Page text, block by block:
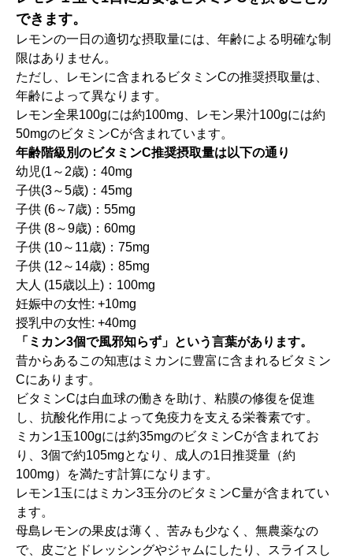
できます。
レモンの一日の適切な摂取量には、年齢による明確な制
限はありません。
ただし、レモンに含まれるビタミンCの推奨摂取量は、
年齢によって異なります。
レモン全果100gには約100mg、レモン果汁100gには約
50mgのビタミンCが含まれています。
年齢階級別のビタミンC推奨摂取量は以下の通り
幼児(1～2歳)：40mg
子供(3～5歳)：45mg
子供 (6～7歳)：55mg
子供 (8～9歳)：60mg
子供 (10～11歳)：75mg
子供 (12～14歳)：85mg
大人 (15歳以上)：100mg
妊娠中の女性: +10mg
授乳中の女性: +40mg
「ミカン3個で風邪知らず」という言葉があります。
昔からあるこの知恵はミカンに豊富に含まれるビタミン
Cにあります。
ビタミンCは白血球の働きを助け、粘膜の修復を促進
し、抗酸化作用によって免疫力を支える栄養素です。
ミカン1玉100gには約35mgのビタミンCが含まれてお
り、3個で約105mgとなり、成人の1日推奨量（約
100mg）を満たす計算になります。
レモン1玉にはミカン3玉分のビタミンC量が含まれてい
ます。
母島レモンの果皮は薄く、苦みも少なく、無農薬なの
で、皮ごとドレッシングやジャムにしたり、スライスし